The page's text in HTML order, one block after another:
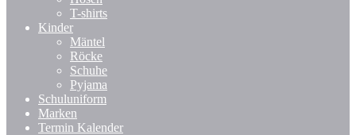
T-shirts
Kinder
Mäntel
Röcke
Schuhe
Pyjama
Schuluniform
Marken
Termin Kalender